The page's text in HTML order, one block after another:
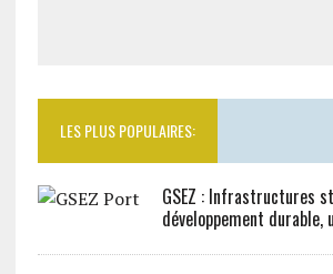
LES PLUS POPULAIRES:
GSEZ : Infrastructures
développement